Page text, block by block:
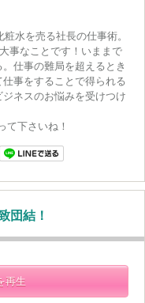
水を売る社長の仕事術。
事なことです！いままで
仕事の難局を超えるとき
事をすることで得られる
ネスのお悩みを受けつけ
て下さいね！
団結！
再生